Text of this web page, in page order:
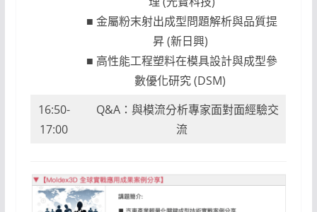
■ 金屬粉末射出成型問題解析與品質提
昇 (新日興)
■ 高性能工程塑料在模具設計與成型參
數優化研究 (DSM)
16:50-
17:00
Q&A：與模流分析專家面對面經驗交
流